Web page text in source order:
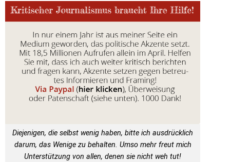
Diejenigen, die selbst wenig haben, bitte ich ausdrücklich
darum, das Wenige zu behalten. Umso mehr freut mich
Unterstützung von allen, denen sie nicht weh tut!